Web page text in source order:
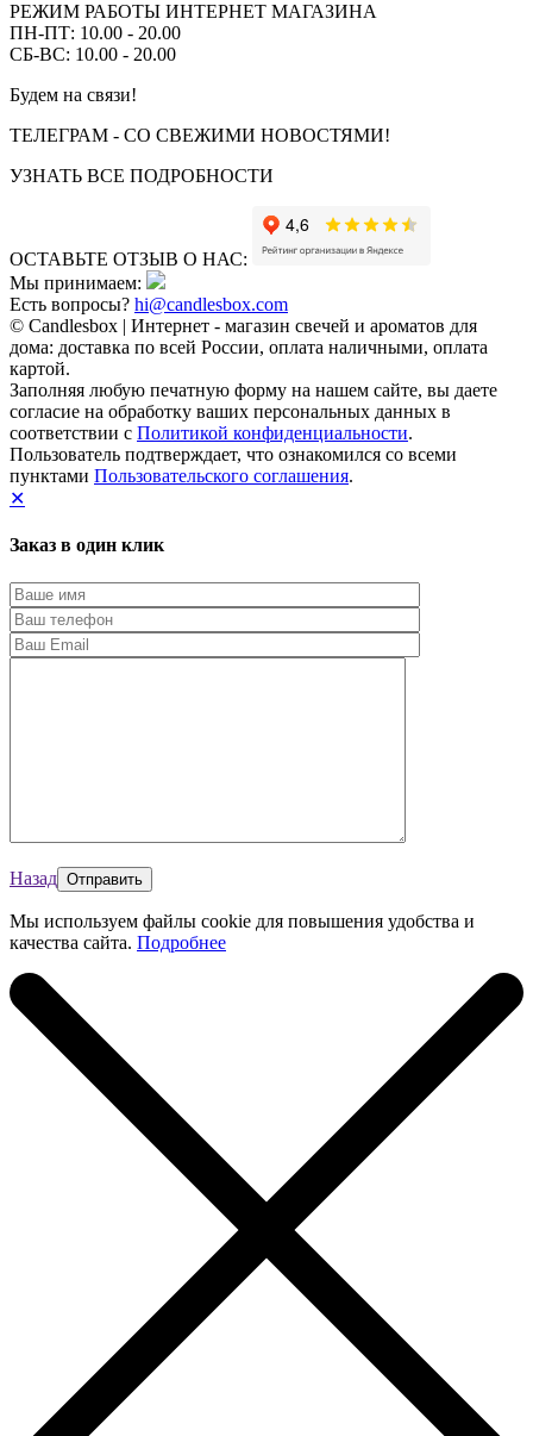
РЕЖИМ РАБОТЫ ИНТЕРНЕТ МАГАЗИНА
ПН-ПТ: 10.00 - 20.00
СБ-ВС: 10.00 - 20.00
Будем на связи!
ТЕЛЕГРАМ - СО СВЕЖИМИ НОВОСТЯМИ!
УЗНАТЬ ВСЕ ПОДРОБНОСТИ
ОСТАВЬТЕ ОТЗЫВ О НАС:
Мы принимаем:
Есть вопросы? hi@candlesbox.com
© Candlesbox | Интернет - магазин свечей и ароматов для
дома: доставка по всей России, оплата наличными, оплата
картой.
Заполняя любую печатную форму на нашем сайте, вы даете
согласие на обработку ваших персональных данных в
соответствии с Политикой конфиденциальности.
Пользователь подтверждает, что ознакомился со всеми
пунктами Пользовательского соглашения.
✕
Заказ в один клик
Назад
Мы используем файлы cookie для повышения удобства и
качества сайта. Подробнее